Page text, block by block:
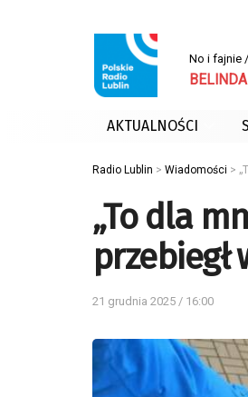
No i fajnie
AKTUALNOŚCI
Radio Lublin > Wiadomości >
„To dla
21 grudnia 2025 / 16:00